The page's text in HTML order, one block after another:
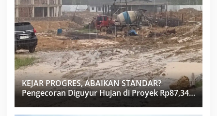
KEJAR PROGRES, ABAIKAN STANDAR?
Pengecoran Diguyur Hujan di Proyek Rp87,34
Miliar Sukma Nias, Konsultan, Pengawas dan
PPK Bungkam